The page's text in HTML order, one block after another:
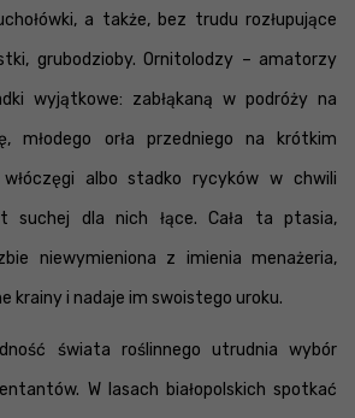
a także, bez trudu rozłupujące
grubodzioby. Ornitolodzy – amatorzy
wyjątkowe: zabłąkaną w podróży na
młodego orła przedniego na krótkim
albo stadko rycyków w chwili
suchej dla nich łące. Cała ta ptasia,
niewymieniona z imienia menażeria,
krainy i nadaje im swoistego uroku.
świata roślinnego utrudnia wybór
W lasach białopolskich spotkać